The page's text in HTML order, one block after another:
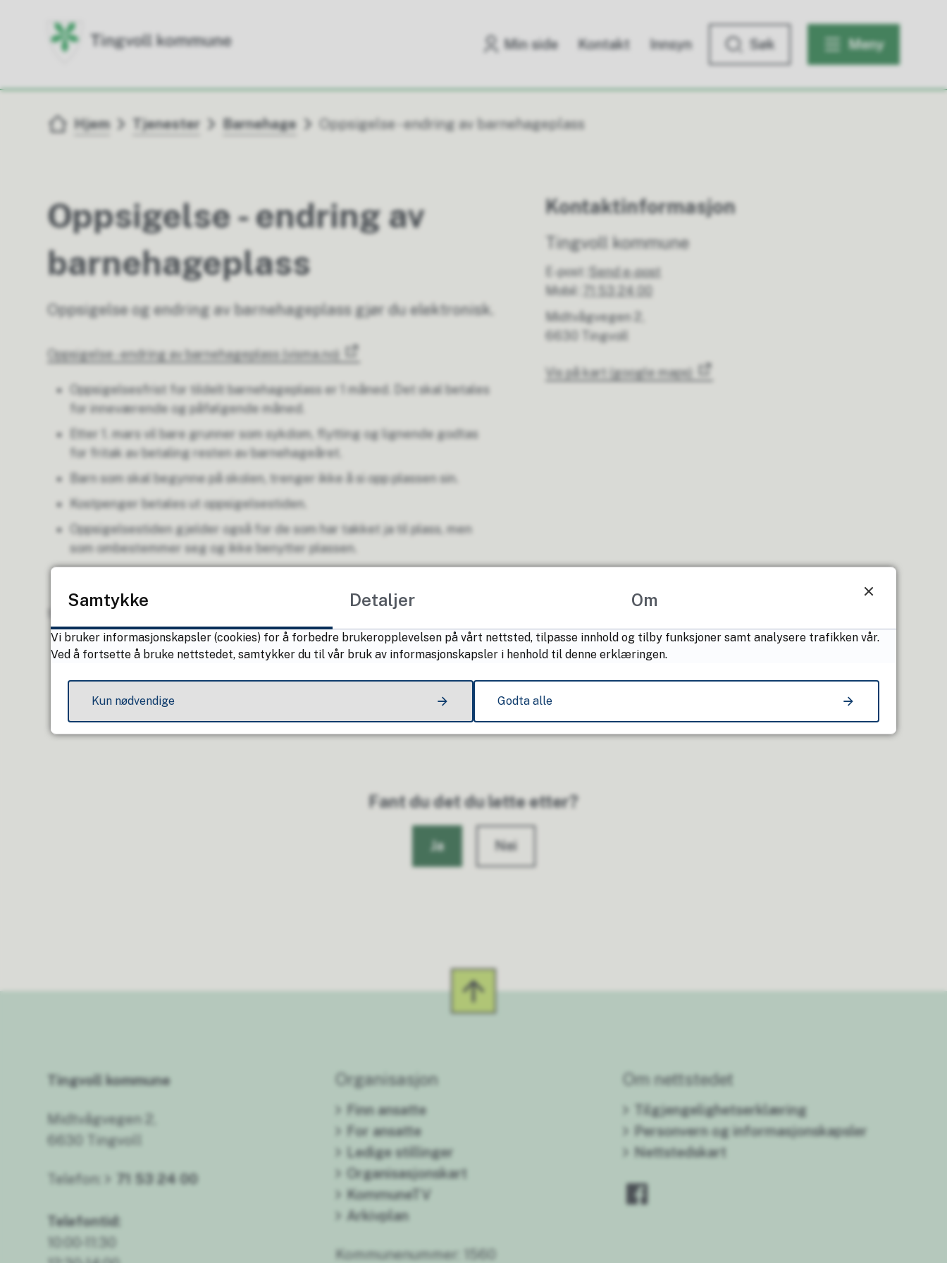
Min side Kontakt Innsyn Søk Meny
Du er her:
Hjem Tjenester Barnehage Oppsigelse - endring av barnehageplass
Oppsigelse - endring av
barnehageplass
Oppsigelse og endring av barnehageplass gjør du elektronisk.
Oppsigelse - endring av barnehageplass (visma.no)
Oppsigelsesfrist for tildelt barnehageplass er 1 måned. Det skal betales
for inneværende og påfølgende måned.
Etter 1. mars vil bare grunner som sykdom, flytting og lignende godtas
for fritak av betaling resten av barnehageåret.
Barn som skal begynne på skolen, trenger ikke å si opp plassen sin.
Kostpenger betales ut oppsigelsestiden.
Oppsigelsestiden gjelder også for de som har takket ja til plass, men
som ombestemmer seg og ikke benytter plassen.
06.03.2026 08:51
Kontaktinformasjon
Tingvoll kommune
E-post
Send e-post
Mobil
71 53 24 00
Midtvågvegen 2,
6630 Tingvoll
Vis på kart (google maps)
Fant du det du lette etter?
Ja Nei
Tingvoll kommune
Midtvågvegen 2,
6630 Tingvoll
Telefon: 71 53 24 00
Telefontid:
10:00-11:30
Organisasjon
Finn ansatte
For ansatte
Ledige stillinger
Organisasjonskart
KommuneTV
Arkivplan
Kommunenummer: 1560
Om nettstedet
Tilgjengelighetserklæring
Personvern og informasjonskapsler
Nettstedskart
Samtykke Detaljer Om
Vi bruker informasjonskapsler (cookies) for å forbedre brukeropplevelsen på vårt nettsted, tilpasse innhold og tilby funksjoner samt analysere trafikken vår.
Ved å fortsette å bruke nettstedet, samtykker du til vår bruk av informasjonskapsler i henhold til denne erklæringen.
Kun nødvendige Godta alle